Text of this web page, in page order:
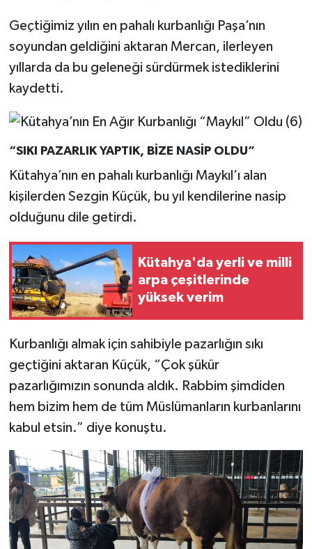
Geçtiğimiz yılın en pahalı kurbanlığı Paşa’nın
soyundan geldiğini aktaran Mercan, ilerleyen
yıllarda da bu geleneği sürdürmek istediklerini
kaydetti.
“SIKI PAZARLIK YAPTIK, BİZE NASİP OLDU”
Kütahya’nın en pahalı kurbanlığı Maykıl’ı alan
kişilerden Sezgin Küçük, bu yıl kendilerine nasip
olduğunu dile getirdi.
Kütahya'da yerli ve milli
arpa çeşitlerinde
yüksek verim
Kurbanlığı almak için sahibiyle pazarlığın sıkı
geçtiğini aktaran Küçük, “Çok şükür
pazarlığımızın sonunda aldık. Rabbim şimdiden
hem bizim hem de tüm Müslümanların kurbanlarını
kabul etsin.” diye konuştu.